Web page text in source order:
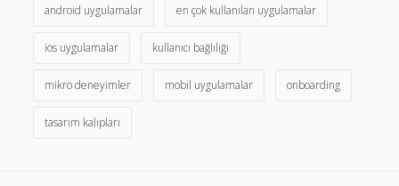
android uygulamalar en çok kullanılan uygulamalar
ios uygulamalar kullanıcı bağlılığı
mikro deneyimler mobil uygulamalar onboarding
tasarım kalıpları